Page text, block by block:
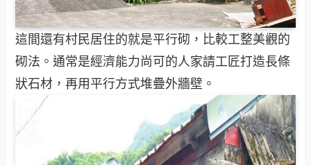
這間還有村民居住的就是平行砌，比較工整美觀的
砌法。通常是經濟能力尚可的人家請工匠打造長條
狀石材，再用平行方式堆疊外牆壁。